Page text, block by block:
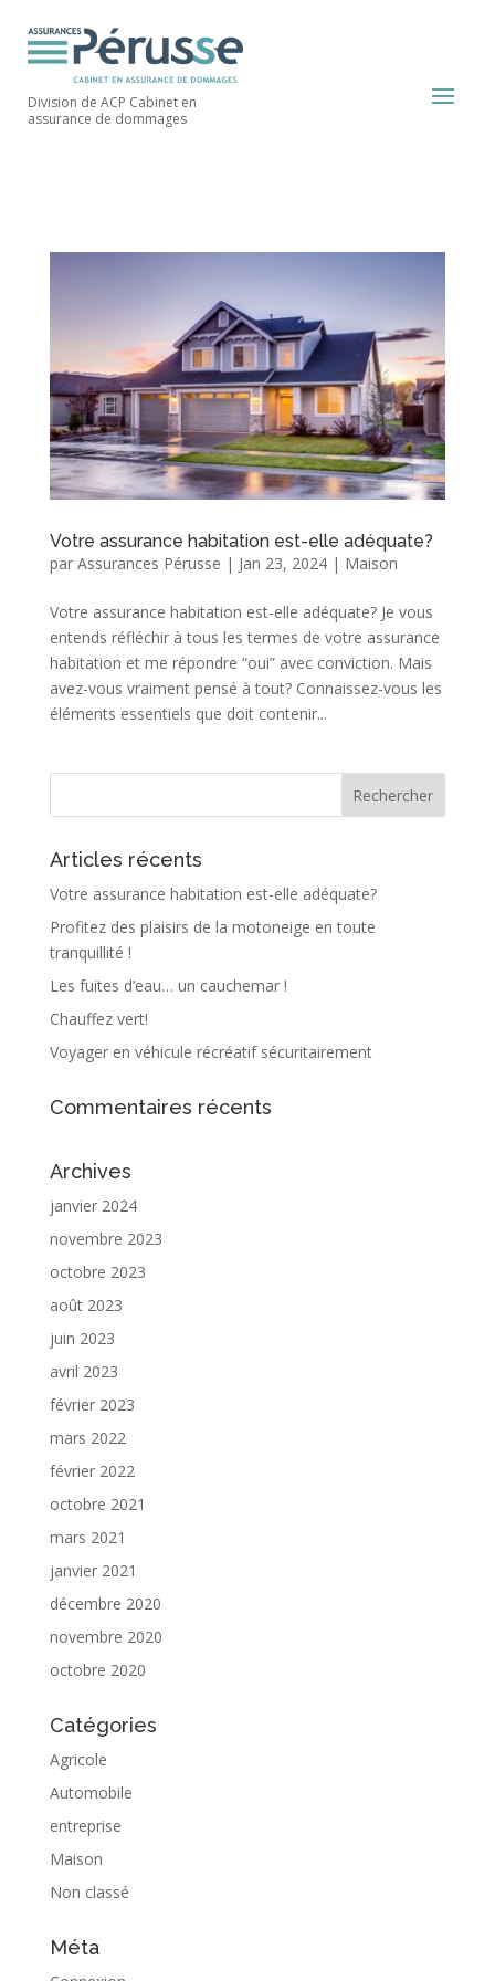
Division de ACP Cabinet en
assurance de dommages
Votre assurance habitation est-elle adéquate?
par Assurances Pérusse | Jan 23, 2024| Maison
Votre assurance habitation est-elle adéquate? Je vous
entends réfléchir à tous les termes de votre assurance
habitation et me répondre “oui” avec conviction. Mais
avez-vous vraiment pensé à tout? Connaissez-vous les
éléments essentiels que doit contenir...
Articles récents
Votre assurance habitation est-elle adéquate?
Profitez des plaisirs de la motoneige en toute
tranquillité !
Les fuites d’eau… un cauchemar !
Chauffez vert!
Voyager en véhicule récréatif sécuritairement
Commentaires récents
Archives
janvier 2024
novembre 2023
octobre 2023
août 2023
juin 2023
avril 2023
février 2023
mars 2022
février 2022
octobre 2021
mars 2021
janvier 2021
décembre 2020
novembre 2020
octobre 2020
Catégories
Agricole
Automobile
entreprise
Maison
Non classé
Méta